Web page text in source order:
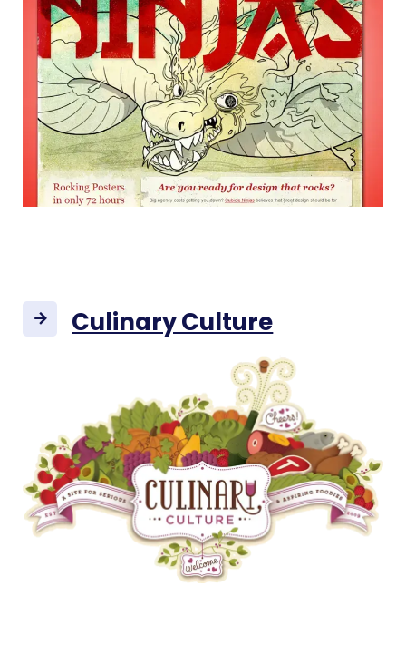
Culinary Culture